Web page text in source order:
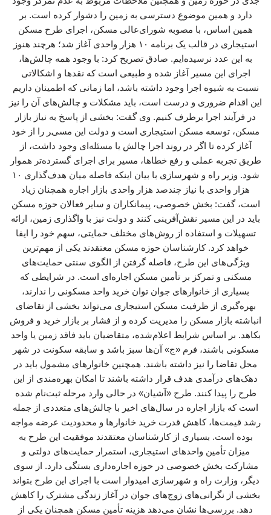
دارد و همین موضوع دسترسی به زمین را دشوار کرده است. بر
همین اساس، با مصوبه شورای‌عالی مسکن، اجرای طرح مسکن
استیجاری در قالب یک برنامه ۱۰ هزار واحدی آغاز شد؛ هرچند هنوز
به این عدد نرسیده‌ایم. صادق تصریح کرد: با وجود همه چالش‌ها،
اجرای این مسیر آغاز شده و طبیعی است که نقدها و اشکالاتی
نسبت به شیوه اجرا وجود داشته باشد، اما زمانی که اطمینان داریم
این اقدام ضروری و درست است، باید مشکلات و چالش‌های آن را نیز
در فرآیند اجرا برطرف کنیم. وی گفت: بخشی از پاسخ به نیاز بازار
مسکن، توسعه مسکن استیجاری است و دولت این مسیر را از خود
آغاز کرده تا اگر در روند اجرا چالش یا مسئله‌ای وجود داشت، از
طریق تجربه عملی و رفع خطاها، مسیر برای اجرای گسترده‌تر هموار
شود. وزیر راه و شهرسازی با بیان اینکه فاصله میان هدف‌گذاری ۱۰
هزار واحدی با نیاز چندصد هزار واحدی بازار اجاره همچنان زیاد
است، گفت: بخش خصوصی، پیمانکاران و سایر فعالان حوزه مسکن
باید در این مسیر نقش‌آفرینی کنند و دولت نیز با واگذاری زمین، ارائه
تسهیلات و استفاده از روش‌های مختلف حمایتی، سهم خود را ایفا
خواهد کرد. کارشناسان حوزه مسکن معتقدند یکی از مهم‌ترین
ویژگی‌های این طرح، فاصله گرفتن از الگوی سنتی حمایت‌های
مسکنی و تمرکز بر تأمین مسکن اجاره‌ای است. در شرایطی که
بسیاری از خانوارهای جوان توان خرید واحد مسکونی را ندارند،
بهره‌گیری از ظرفیت مسکن استیجاری می‌تواند بخشی از تقاضای
انباشته بازار مسکن را مدیریت کرده و از فشار بر بازار خرید و فروش
بکاهد. بر اساس شرایط اعلام‌شده، متقاضیان باید فاقد زمین یا واحد
مسکونی باشند، فرم «ج» آن‌ها سبز باشد و سابقه سکونت در شهر
محل تقاضا را نیز داشته باشند. همچنین خانوارهای مشمول باید در
دهک‌های درآمدی هدف قرار داشته باشند تا امکان بهره‌مندی از این
طرح را پیدا کنند. طرح «آشیان» در حالی وارد مرحله ثبت‌نام شده
است که بازار اجاره در سال‌های اخیر با چالش‌های متعددی از جمله
رشد قیمت‌ها، کاهش قدرت خرید خانوارها و محدودیت عرضه مواجه
بوده است. بسیاری از کارشناسان معتقدند موفقیت این طرح به
میزان تأمین واحدهای استیجاری، استمرار حمایت‌های دولتی و
مشارکت بخش خصوصی در حوزه اجاره‌داری بستگی دارد. از سوی
دیگر، وزارت راه و شهرسازی امیدوار است با اجرای این طرح بتواند
بخشی از نگرانی‌های زوج‌های جوان در آغاز زندگی مشترک را کاهش
دهد. بررسی‌ها نشان می‌دهد هزینه تأمین مسکن همچنان یکی از